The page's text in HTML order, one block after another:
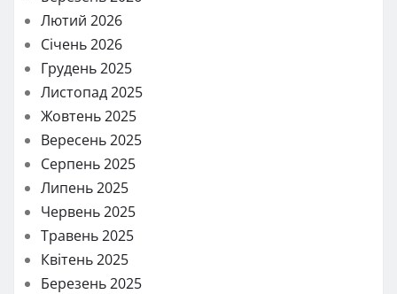
Лютий 2026
Січень 2026
Грудень 2025
Листопад 2025
Жовтень 2025
Вересень 2025
Серпень 2025
Липень 2025
Червень 2025
Травень 2025
Квітень 2025
Березень 2025